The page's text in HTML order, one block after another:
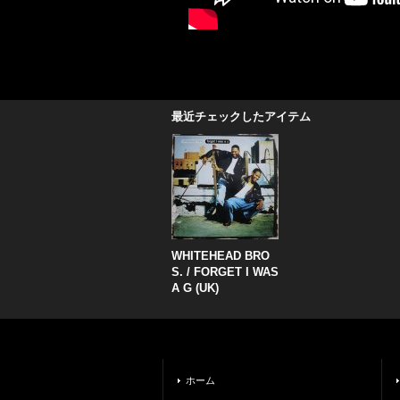
最近チェックしたアイテム
WHITEHEAD BRO
S. / FORGET I WAS
A G (UK)
ホーム